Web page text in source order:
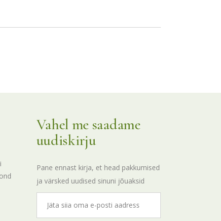
Vahel me saadame
uudiskirju
Pane ennast kirja, et head pakkumised
ja värsked uudised sinuni jõuaksid